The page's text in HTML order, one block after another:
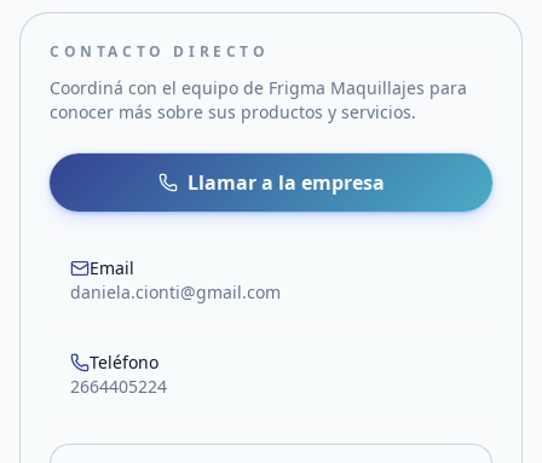
CONTACTO DIRECTO
Coordiná con el equipo de Frigma Maquillajes para
conocer más sobre sus productos y servicios.
Llamar a la empresa
Email
daniela.cionti@gmail.com
Teléfono
2664405224